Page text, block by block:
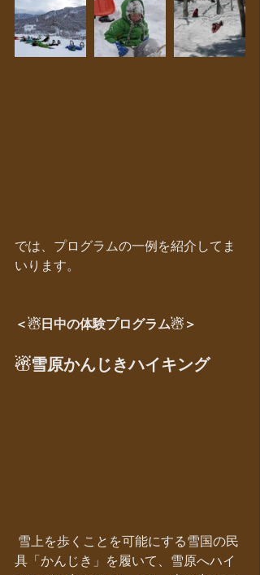
では、プログラムの一例を紹介してま
いります。
＜☃日中の体験プログラム☃＞
☃雪原かんじきハイキング
具「かんじき」を履いて、雪原へハイ